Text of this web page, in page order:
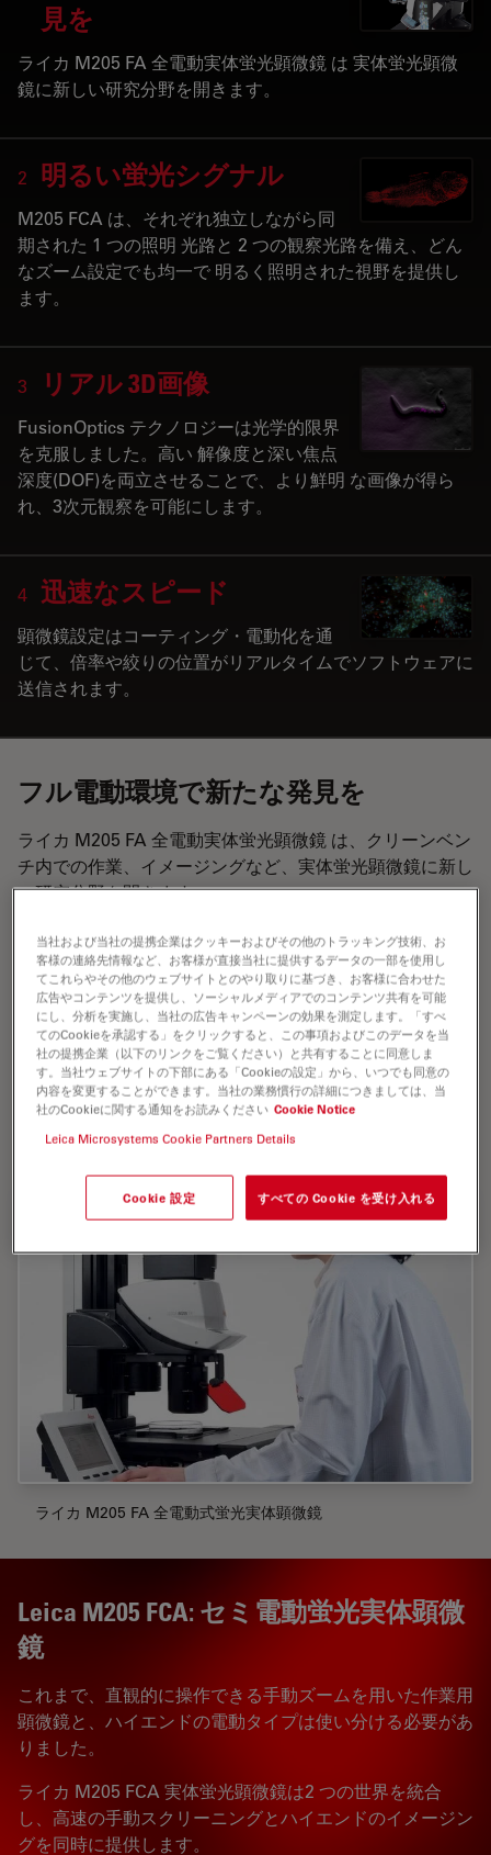
見を
ライカ M205 FA 全電動実体蛍光顕微鏡 は 実体蛍光顕微
鏡に新しい研究分野を開きます。
2 明るい蛍光シグナル
M205 FCA は、それぞれ独立しながら同
期された 1 つの照明 光路と 2 つの観察光路を備え、どん
なズーム設定でも均一で 明るく照明された視野を提供し
ます。
3 リアル 3D画像
FusionOptics テクノロジーは光学的限界
を克服しました。高い 解像度と深い焦点
深度(DOF)を両立させることで、より鮮明 な画像が得ら
れ、3次元観察を可能にします。
4 迅速なスピード
顕微鏡設定はコーティング・電動化を通
じて、倍率や絞りの位置がリアルタイムでソフトウェアに
送信されます。
フル電動環境で新たな発見を
ライカ M205 FA 全電動実体蛍光顕微鏡 は、クリーンベン
チ内での作業、イメージングなど、実体蛍光顕微鏡に新し
い研究分野を開きます。
マルチチャンネル蛍光イメージングの複雑な手順を簡
単に実行することができます。
ズーム、フィルター交換、蛍光強度マネジャー
(FIM)、絞りを電動化。複雑な実験も容易です。
高精度ライカ LMT 260 スキャニングステージを取り
付けて、ミクロン単位での位置決めが可能。各種チャ
ンバー取り付けもできます
ライカ M205 FA 全電動式蛍光実体顕微鏡
Leica M205 FCA: セミ電動蛍光実体顕微
鏡
これまで、直観的に操作できる手動ズームを用いた作業用
顕微鏡と、ハイエンドの電動タイプは使い分ける必要があ
りました。
ライカ M205 FCA 実体蛍光顕微鏡は2 つの世界を統合
し、高速の手動スクリーニングとハイエンドのイメージン
グを同時に提供します。
当社および当社の提携企業はクッキーおよびその他のトラッキング技術、お
客様の連絡先情報など、お客様が直接当社に提供するデータの一部を使用し
てこれらやその他のウェブサイトとのやり取りに基づき、お客様に合わせた
広告やコンテンツを提供し、ソーシャルメディアでのコンテンツ共有を可能
にし、分析を実施し、当社の広告キャンペーンの効果を測定します。「すべ
てのCookieを承認する」をクリックすると、この事項およびこのデータを当
社の提携企業（以下のリンクをご覧ください）と共有することに同意しま
す。当社ウェブサイトの下部にある「Cookieの設定」から、いつでも同意の
内容を変更することができます。当社の業務慣行の詳細につきましては、当
社のCookieに関する通知をお読みください Cookie Notice
Leica Microsystems Cookie Partners Details
Cookie 設定 すべての Cookie を受け入れる